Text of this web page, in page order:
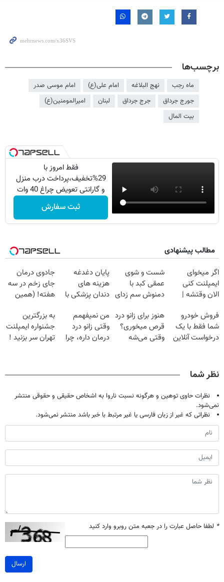
برچسب‌ها
ماه رجب نهج البلاغه امام علی(ع)
امام موسی صدر
جورج جرداق
جرج جرداق لبنان
امیرالمومنین(ع)
بیت المال
فقط امروز با
29%تخفیف،پرداخت درب منزل
و گارانتی تعویض چراغ 40 وات
بخر
ثبت سفارش
مطالب پیشنهادی
اگر میخوای
ایمپلنت کنی
الان وقتشه |
میلیون تومان!!!
شست و شوی
عمقی کبد با
دمنوش سم زدای
پایان دغدغه
هزینه های
دندان پزشکی با
خانگی
جادوی درمان
جای زخم در سه
هفته! (همین
صحبت کنید)
فروش خودرو
شما فقط با یک
درخواست آنلاین
هنوز برای زانو درد
قرص میخوری؟
وقتی می‌شه
من نمیفهمم
وقتی زانو درد
درمان داره، چرا
به بزرگترین
جشنواره ایمپلنت
تهران سر بزنید !
نظر شما
نظرات حاوی توهین و هرگونه نسبت ناروا به اشخاص حقیقی و حقوقی منتشر
نمی‌شود.
نظراتی که غیر از زبان فارسی یا غیر مرتبط با خبر باشد منتشر نمی‌شود.
* لطفا حاصل عبارت را در جعبه متن روبرو وارد کنید
ارسال